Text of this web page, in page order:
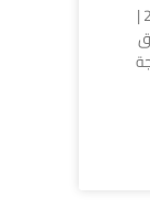
حقوق الزوجة بعد الطلاق في القانون المصري 2026 |